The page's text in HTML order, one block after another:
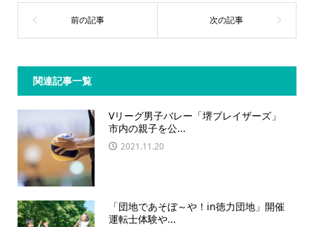
関連記事一覧
Vリーグ男子バレー「堺ブレイザーズ」
市内の親子を公...
2021.11.20
「団地であそぼ～や！in徳力団地」開催
運転士体験や...